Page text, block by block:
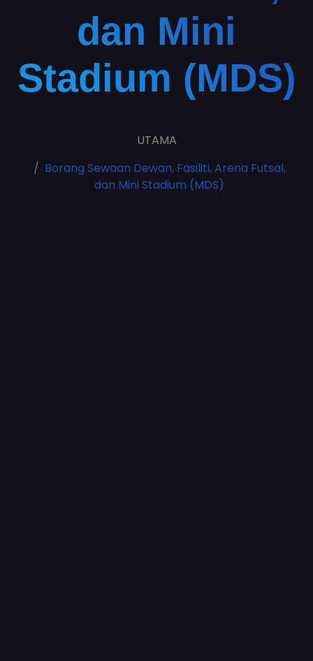
dan Mini
Stadium (MDS)
UTAMA
Borang Sewaan Dewan, Fasiliti, Arena Futsal,
dan Mini Stadium (MDS)